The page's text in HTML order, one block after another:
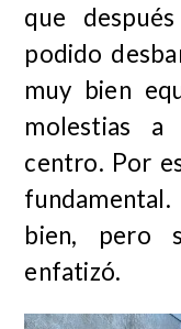
que
podido
muy bien
molestias
centro. Por
bien, pero
enfatizó.